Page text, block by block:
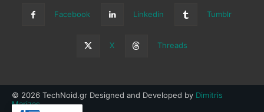
Facebook Linkedin Tumblr
X Threads
© 2026 TechNoid.gr Designed and Developed by Dimitris
Marizas.